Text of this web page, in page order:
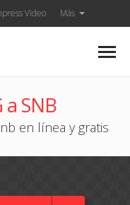
Video Más
a SNB
en línea y gratis